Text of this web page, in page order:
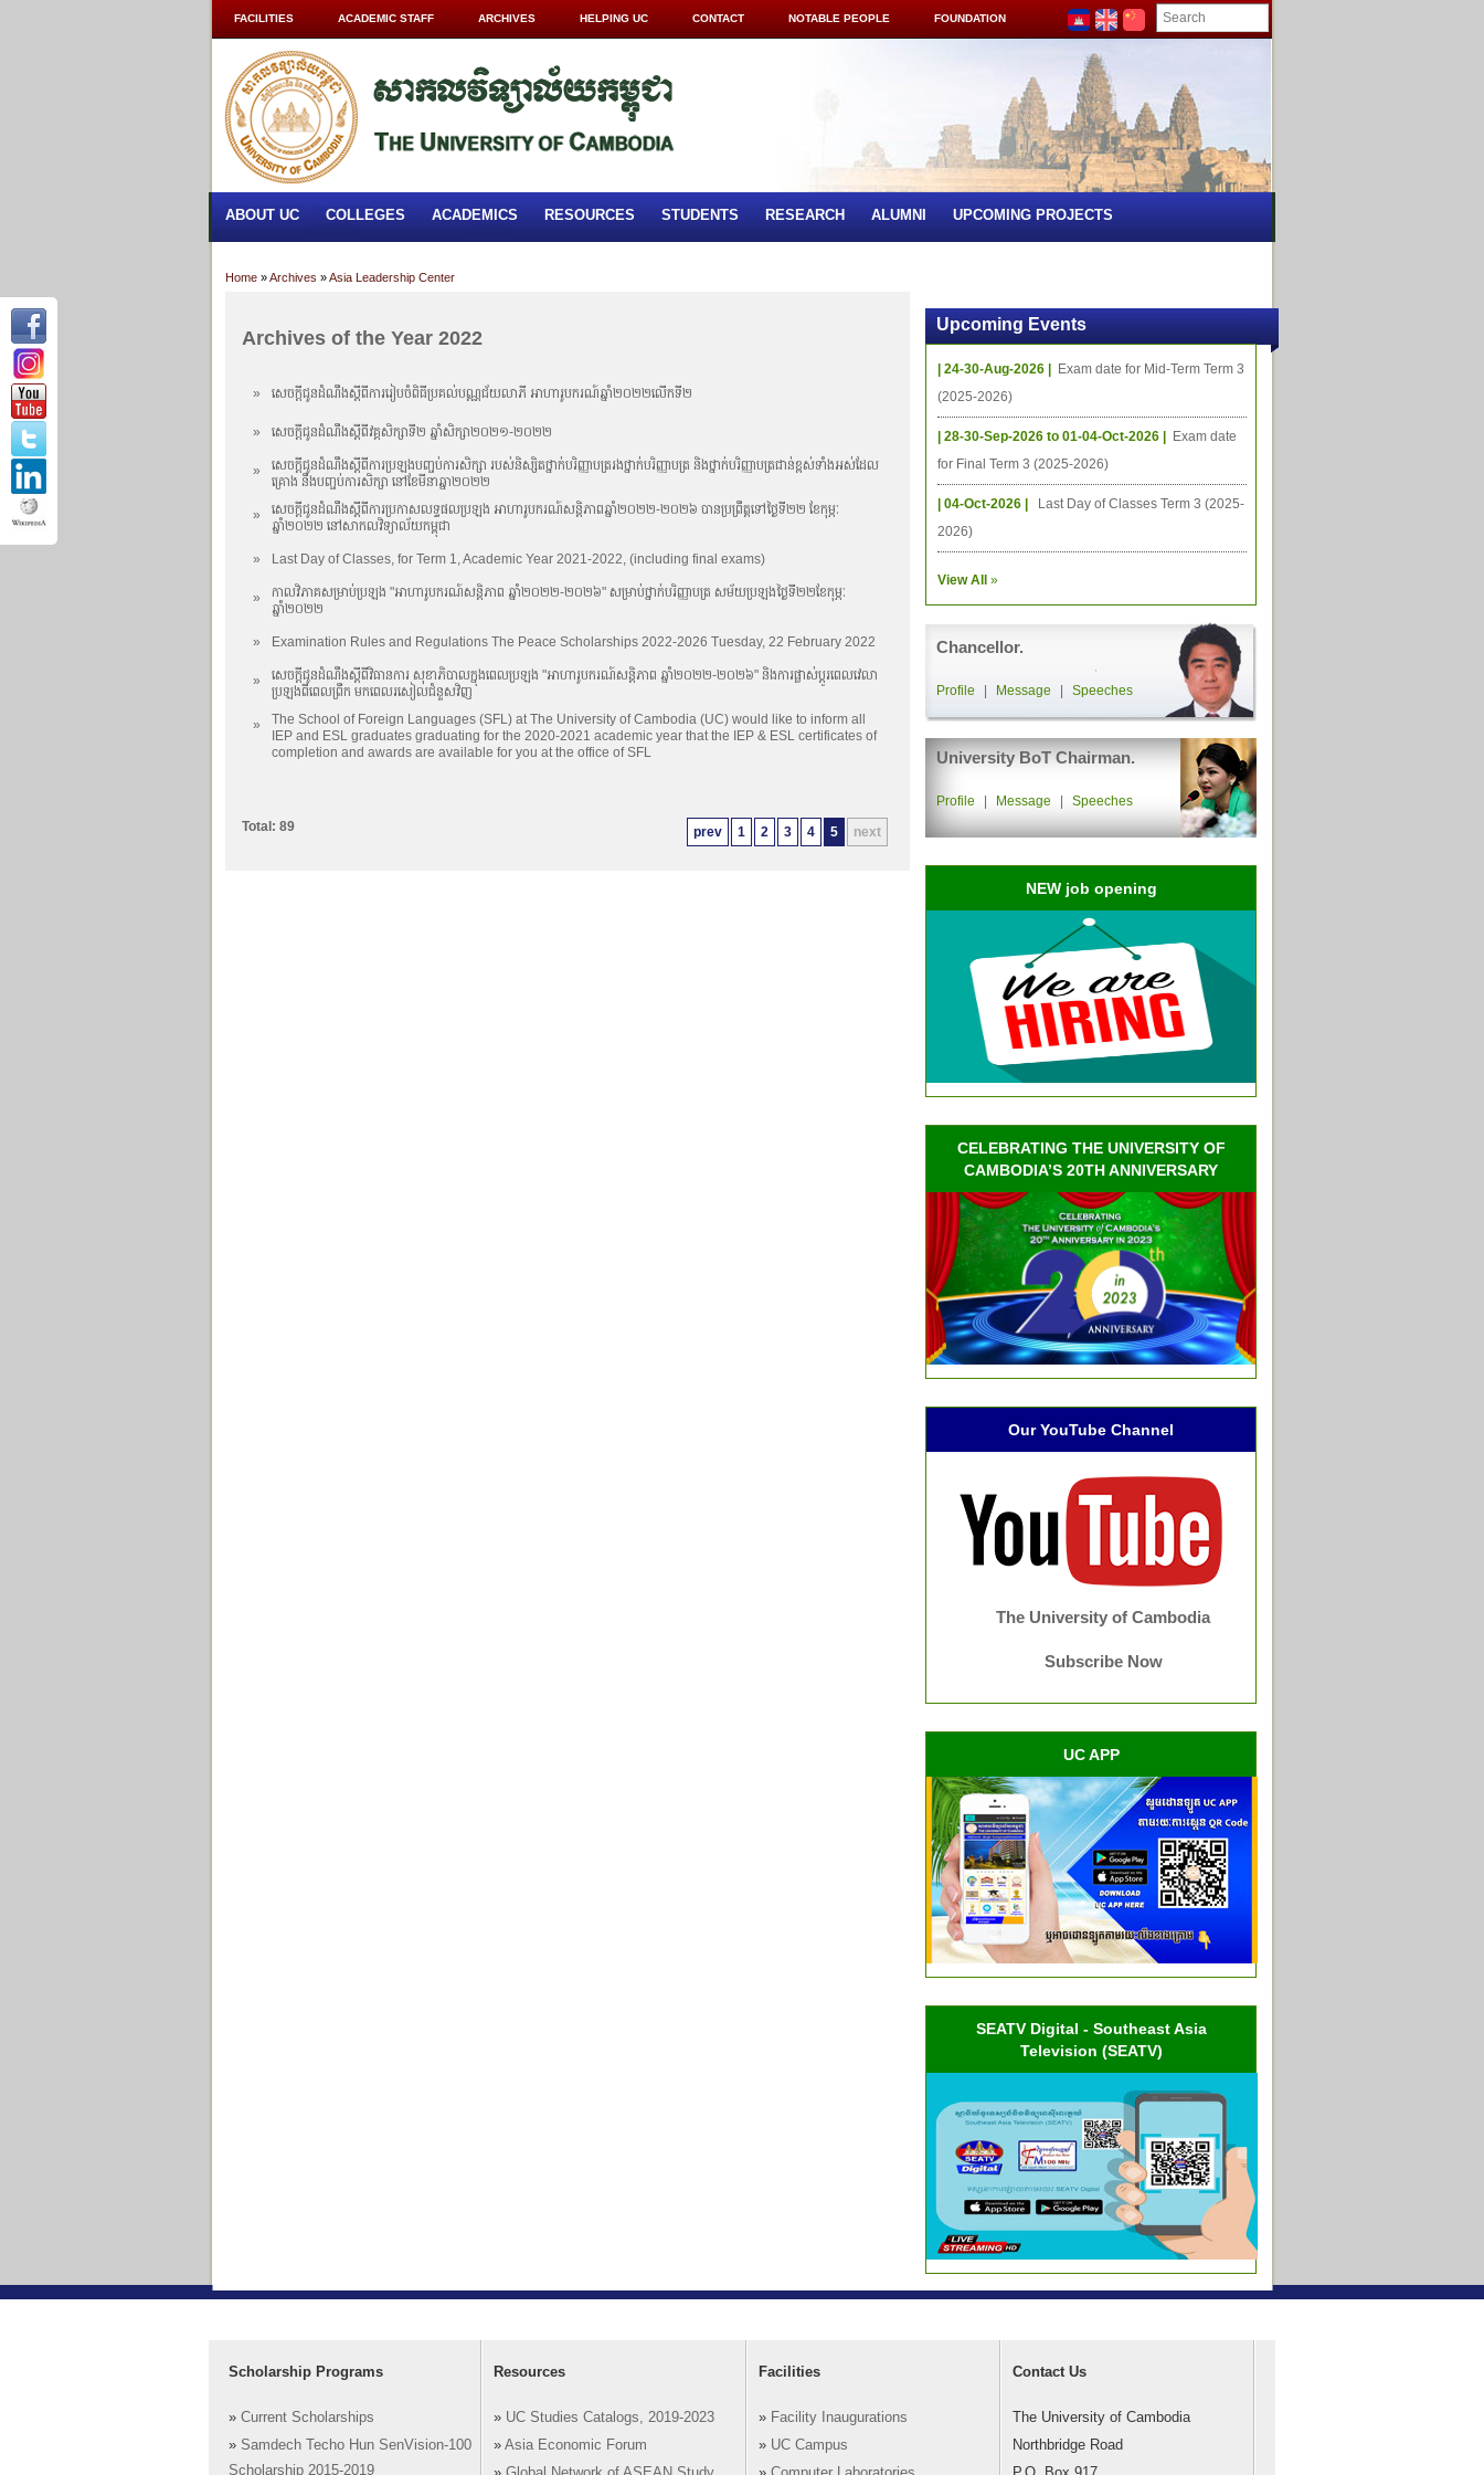
FACILITIES ACADEMIC STAFF ARCHIVES HELPING UC CONTACT NOTABLE PEOPLE FOUNDATION
ABOUT UC COLLEGES ACADEMICS RESOURCES STUDENTS RESEARCH ALUMNI UPCOMING PROJECTS
Home »Archives »Asia Leadership Center
Archives of the Year 2022
» សេចក្តីជូនដំណឹងស្តីពីការរៀបចំពិធីប្រគល់បណ្ណជ័យលាភី អាហារូបករណ៍ឆ្នាំ២០២២លើកទី២
» សេចក្ដីជូនដំណឹងស្ដីពីវគ្គសិក្សាទី២ ឆ្នាំសិក្សា២០២១-២០២២
»
សេចក្ដីជូនដំណឹងស្ដីពីការប្រឡងបញ្ចប់ការសិក្សា របស់និស្សិតថ្នាក់បរិញ្ញាបត្ររងថ្នាក់បរិញ្ញាបត្រ និងថ្នាក់បរិញ្ញាបត្រជាន់ខ្ពស់ទាំងអស់ដែល
គ្រោង នឹងបញ្ចប់ការសិក្សា នៅខែមីនាឆ្នា២០២២
»
សេចក្ដីជូនដំណឹងស្ដីពីការប្រកាសលទ្ធផលប្រឡង អាហារូបករណ៍សន្តិភាពឆ្នាំ២០២២-២០២៦ បានប្រព្រឹត្តទៅថ្ងៃទី២២ ខែកុម្ភៈ
ឆ្នាំ២០២២ នៅសាកលវិទ្យាល័យកម្ពុជា
» Last Day of Classes, for Term 1, Academic Year 2021-2022, (including final exams)
»
កាលវិភាគសម្រាប់ប្រឡង "អាហារូបករណ៍សន្តិភាព ឆ្នាំ២០២២-២០២៦" សម្រាប់ថ្នាក់បរិញ្ញាបត្រ សម័យប្រឡងថ្ងៃទី២២ខែកុម្ភៈ
ឆ្នាំ២០២២
» Examination Rules and Regulations The Peace Scholarships 2022-2026 Tuesday, 22 February 2022
»
សេចក្ដីជូនដំណឹងស្ដីពីវិធានការ សុខាភិបាលក្នុងពេលប្រឡង "អាហារូបករណ៍សន្តិភាព ឆ្នាំ២០២២-២០២៦" និងការផ្លាស់ប្ដូរពេលវេលា
ប្រឡងពីពេលព្រឹក មកពេលរសៀលជំនួសវិញ
»
The School of Foreign Languages (SFL) at The University of Cambodia (UC) would like to inform all
IEP and ESL graduates graduating for the 2020-2021 academic year that the IEP & ESL certificates of
completion and awards are available for you at the office of SFL
prev 1 2 3 4 5 next
Total: 89
Upcoming Events
| 24-30-Aug-2026 |
Exam date for Mid-Term Term 3
(2025-2026)
| 28-30-Sep-2026 to 01-04-Oct-2026 |
Exam date
for Final Term 3 (2025-2026)
| 04-Oct-2026 |
Last Day of Classes Term 3 (2025-
2026)
View All »
Chancellor.
Profile Message Speeches
University BoT Chairman.
Profile Message Speeches
NEW job opening
CELEBRATING THE UNIVERSITY OF
CAMBODIA’S 20TH ANNIVERSARY
Our YouTube Channel
The University of Cambodia
Subscribe Now
UC APP
SEATV Digital - Southeast Asia
Television (SEATV)
Scholarship Programs
» Current Scholarships
» Samdech Techo Hun SenVision-100
Scholarship 2015-2019
Resources
» UC Studies Catalogs, 2019-2023
» Asia Economic Forum
Facilities
» Facility Inaugurations
» UC Campus
Contact Us
The University of Cambodia
Northbridge Road